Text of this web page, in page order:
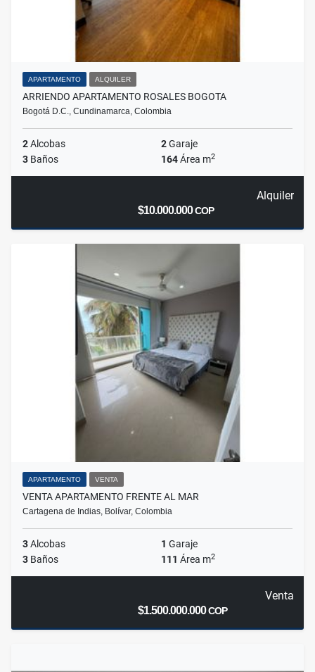
APARTAMENTO ALQUILER
ARRIENDO APARTAMENTO ROSALES BOGOTA
Bogotá D.C., Cundinamarca, Colombia
2Alcobas 2Garaje
3 Baños 164Área m2
Alquiler
$10.000.000COP
APARTAMENTO VENTA
VENTA APARTAMENTO FRENTE AL MAR
Cartagena de Indias, Bolívar, Colombia
3Alcobas 1 Garaje
3 Baños 111 Área m2
Venta
$1.500.000.000COP